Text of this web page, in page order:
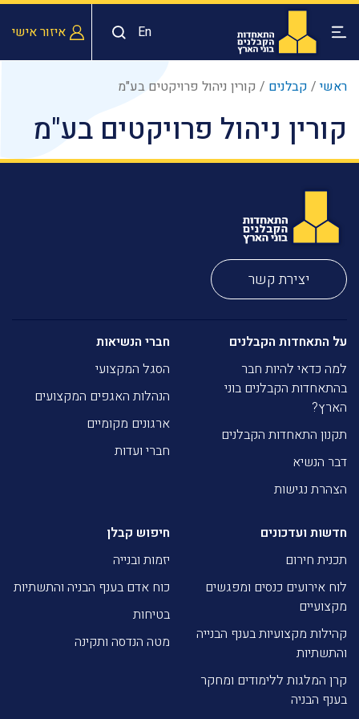
En איזור אישי
ראשי / קבלנים / קורין ניהול פרויקטים בע"מ
קורין ניהול פרויקטים בע"מ
יצירת קשר
על התאחדות הקבלנים
למה כדאי להיות חבר
בהתאחדות הקבלנים בוני
הארץ?
תקנון התאחדות הקבלנים
דבר הנשיא
הצהרת נגישות
חברי הנשיאות
הסגל המקצועי
הנהלות האגפים המקצועים
ארגונים מקומיים
חברי ועדות
חדשות ועדכונים
תכנית חירום
לוח אירועים כנסים ומפגשים
מקצועיים
קהילות מקצועיות בענף הבנייה
והתשתיות
קרן המלגות ללימודים ומחקר
בענף הבניה
חיפוש קבלן
יזמות ובנייה
כוח אדם בענף הבניה והתשתיות
בטיחות
מטה הנדסה ותקינה